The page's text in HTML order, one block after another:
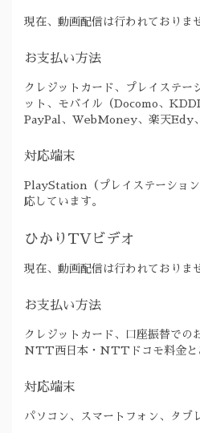
現在、動画配信は行われておりま
お支払い方法
クレジットカード、プレイステー
ット、モバイル（Docomo、KDDI
PayPal、WebMoney、楽天Edy
対応端末
PlayStation（プレイステーショ
応しています。
ひかりTVビデオ
現在、動画配信は行われておりま
お支払い方法
クレジットカード、口座振替で
NTT西日本・NTTドコモ料金と
対応端末
パソコン、スマートフォン、タブ